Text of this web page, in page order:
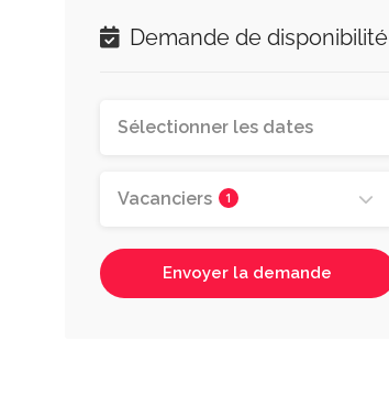
Demande de disponibilité
Vacanciers 1
Envoyer la demande